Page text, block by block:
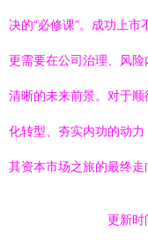
决的“必修课”。成功上市
更需要在公司治理、风
清晰的未来前景。对于
化转型、夯实内功的动
其资本市场之旅的最终走
更新时